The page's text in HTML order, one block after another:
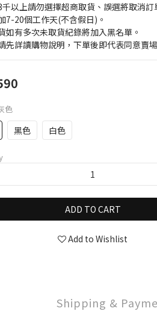
以上請勿選擇超商取貨、誤選將取消訂
7-20個工作天(不含假日)。
如有多次未取貨紀錄將加入黑名單。
先詳讀購物說明，下單後即代表同意賣
色
黑色 白色
ADD TO CART
Add to Wishlist
Shipping &